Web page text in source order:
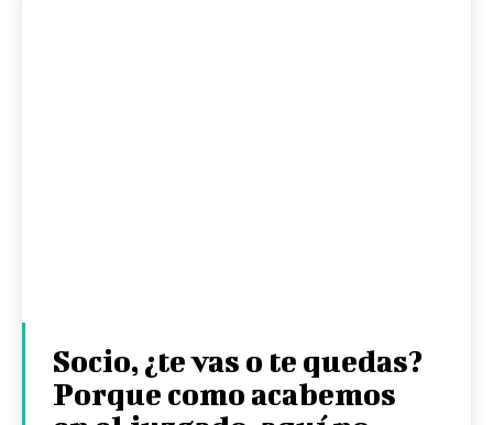
Socio, ¿te vas o te quedas?
Porque como acabemos